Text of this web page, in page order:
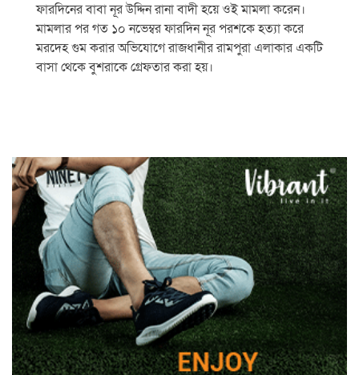
ফারদিনের বাবা নূর উদ্দিন রানা বাদী হয়ে ওই মামলা করেন।
মামলার পর গত ১০ নভেম্বর ফারদিন নূর পরশকে হত্যা করে
মরদেহ গুম করার অভিযোগে রাজধানীর রামপুরা এলাকার একটি
বাসা থেকে বুশরাকে গ্রেফতার করা হয়।